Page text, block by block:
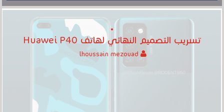
تسريب التصميم النهائي لهاتف Huawei P40